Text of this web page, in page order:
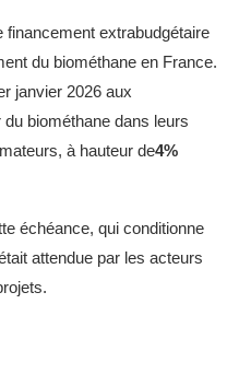
extrabudgétaire
du biométhane en France.
janvier 2026 aux
biométhane dans leurs
à hauteur de4%
échéance, qui conditionne
attendue par les acteurs